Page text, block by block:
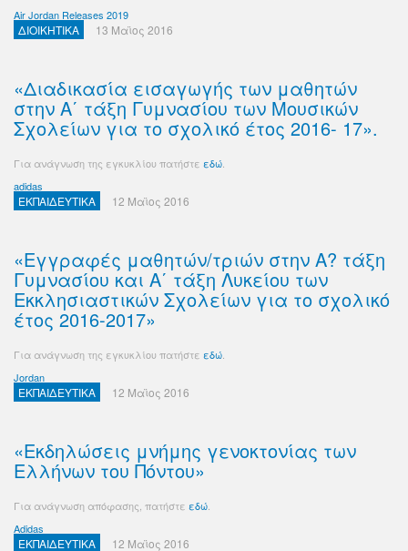
Air Jordan Releases 2019
ΔΙΟΙΚΗΤΙΚΑ 13 Μαϊος 2016
«Διαδικασία εισαγωγής των μαθητών
στην Α΄ τάξη Γυμνασίου των Μουσικών
Σχολείων για το σχολικό έτος 2016- 17».
Για ανάγνωση της εγκυκλίου πατήστε εδώ
adidas
ΕΚΠΑΙΔΕΥΤΙΚΑ 12 Μαϊος 2016
«Εγγραφές μαθητών/τριών στην Α? τάξη
Γυμνασίου και Α΄ τάξη Λυκείου των
Εκκλησιαστικών Σχολείων για το σχολικό
έτος 2016-2017»
Για ανάγνωση της εγκυκλίου πατήστε εδώ
Jordan
ΕΚΠΑΙΔΕΥΤΙΚΑ 12 Μαϊος 2016
«Εκδηλώσεις μνήμης γενοκτονίας των
Ελλήνων του Πόντου»
Για ανάγνωση απόφασης, πατήστε εδώ
Adidas
ΕΚΠΑΙΔΕΥΤΙΚΑ 12 Μαϊος 2016